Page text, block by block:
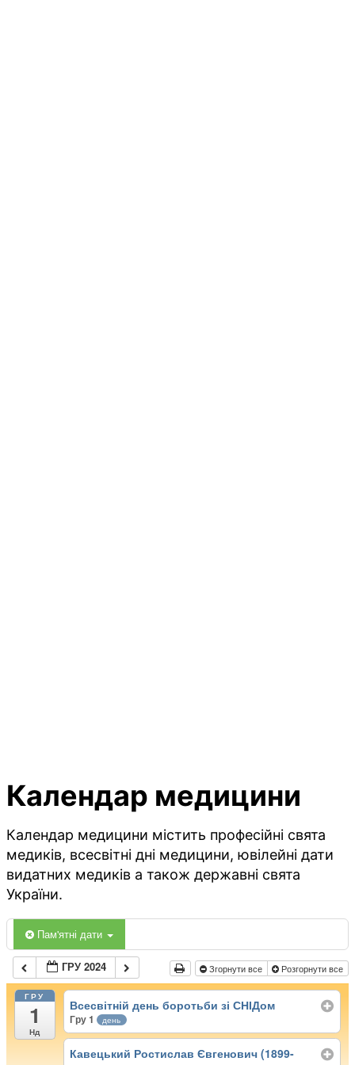
Календар медицини
Календар медицини містить професійні свята
медиків, всесвітні дні медицини, ювілейні дати
видатних медиків а також державні свята
України.
Пам'ятні дати
ГРУ 2024 Згорнути все Розгорнути все
ГРУ
1
Нд
Всесвітній день боротьби зі СНІДом
Гру 1 день
Кавецький Ростислав Євгенович (1899-